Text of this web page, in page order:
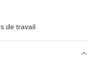
de travail